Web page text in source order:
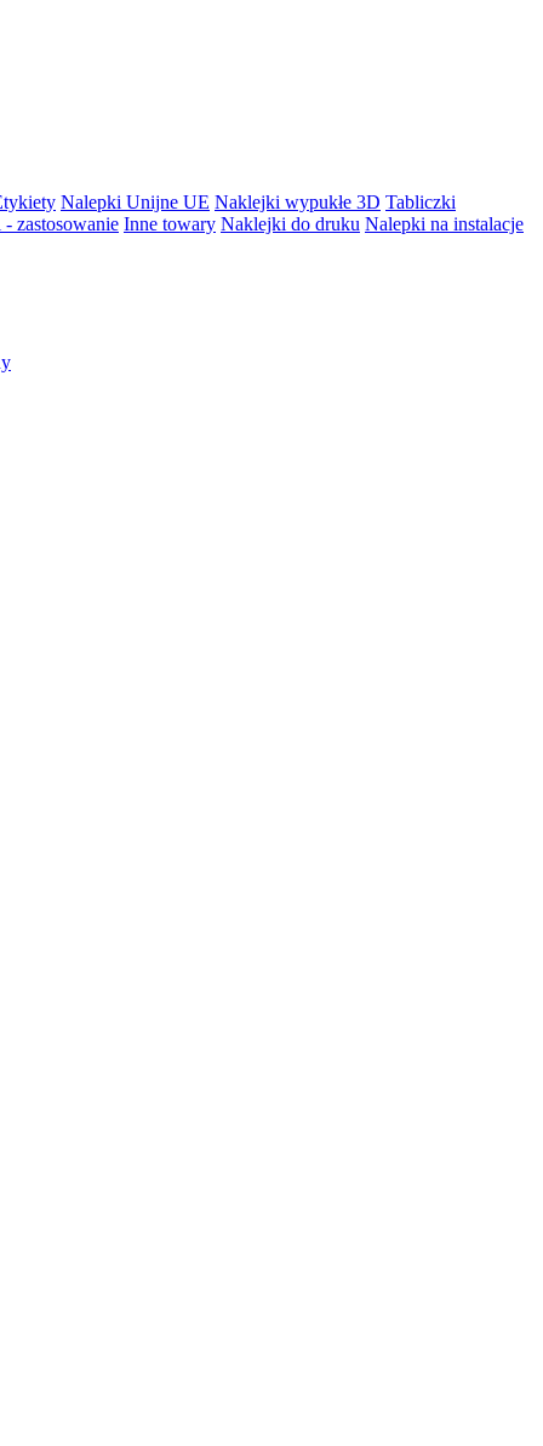
Nalepki Unijne UE Naklejki wypukłe 3D Tabliczki
zastosowanie Inne towary Naklejki do druku Nalepki na instalacje